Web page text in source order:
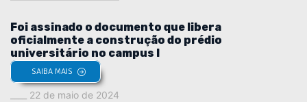
Foi assinado o documento que libera
oficialmente a construção do prédio
universitário no campus I
SAIBA MAIS
22 de maio de 2024